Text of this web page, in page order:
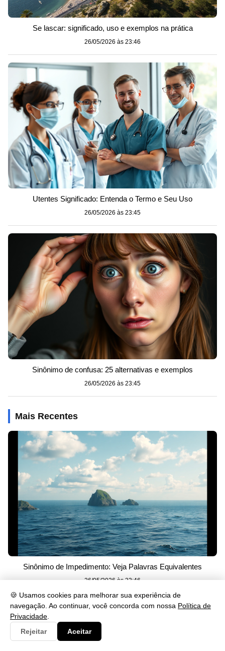
🍪 Usamos cookies para melhorar sua experiência de
navegação. Ao continuar, você concorda com nossa Política de
Privacidade
Rejeitar
Aceitar
Se lascar: significado, uso e exemplos na prática
26/05/2026 às 23:46
Utentes Significado: Entenda o Termo e Seu Uso
26/05/2026 às 23:45
Sinônimo de confusa: 25 alternativas e exemplos
26/05/2026 às 23:45
Mais Recentes
Sinônimo de Impedimento: Veja Palavras Equivalentes
26/05/2026 às 23:46